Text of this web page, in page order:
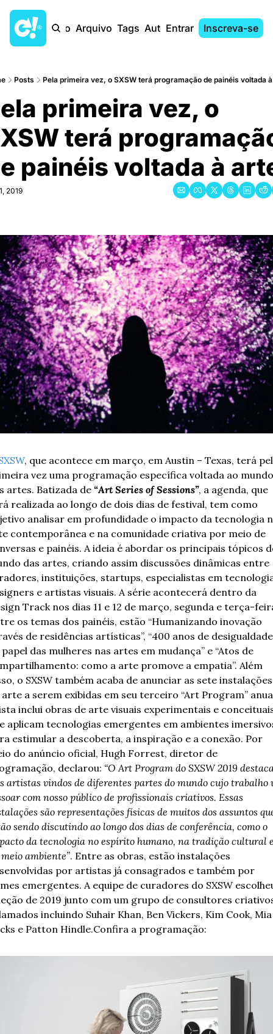
Início Arquivo Tags AutoresEntrar Inscreva-se
Posts Pela primeira vez, o SXSW terá programação de painéis voltada
primeira vez, o
terá
painéis voltada à
2019
, que acontece em março, em Austin – Texas, terá
vez uma programação específica voltada ao mundo
artes. Batizada de “Art Series of Sessions”, a agenda, que
realizada ao longo de dois dias de festival, tem como
analisar em profundidade o impacto da tecnologia
contemporânea e na comunidade criativa por meio de
e painéis. A ideia é abordar os principais tópicos
das artes, criando assim discussões dinâmicas entre
instituições, startups, especialistas em
e artistas visuais. A série acontecerá dentro da
os temas dos painéis, estão “Humanizando inovação
de residências artísticas”, “400 anos de
papel das mulheres nas artes em mudança” e “Atos de
como a arte promove a empatia”. Além
o SXSW também acaba de anunciar as sete instalações
arte a serem exibidas em seu terceiro “Art Program”
inclui obras de arte visuais experimentais e
aplicam tecnologias emergentes em ambientes
estimular a descoberta, a inspiração e a conexão. Por
do anúncio oficial, Hugh Forrest, diretor de
declarou: “O Art Program do SXSW 2019
artistas vindos de diferentes partes do mundo cujo trabalho
com nosso público de profissionais criativos. Essas
são representações físicas de muitos dos assuntos
sendo discutindo ao longo dos dias de conferência, como o
da tecnologia no espírito humano, na tradição cultural
ambiente”. Entre as obras, estão instalações
por artistas já consagrados e também por
emergentes. A equipe de curadores do SXSW
de 2019 junto com um grupo de consultores
incluindo Suhair Khan, Ben Vickers, Kim Cook, Mia
e Patton Hindle.Confira a programação: